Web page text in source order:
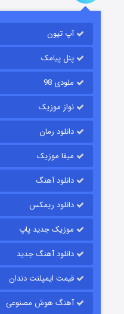
باب
قسمت۶ (زیرنویس)
قسمت۱۵ (دوبله)
آپ تیون
پنل پیامک
ملودی 98
نواز موزیک
دانلود رمان
میفا موزیک
دانلود آهنگ
دانلود ریمکس
موزیک جدید پاپ
دانلود آهنگ جدید
قیمت ایمپلنت دندان
آهنگ هوش مصنوعی